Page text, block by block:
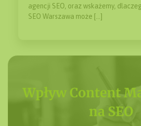
agencji SEO, oraz wskażemy,
SEO Warszawa może […]